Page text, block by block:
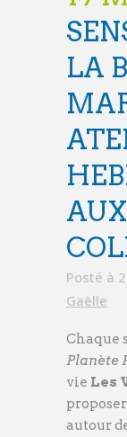
LA
Posté à
Gaëlle
Chaque
Planète
vie Les
autour